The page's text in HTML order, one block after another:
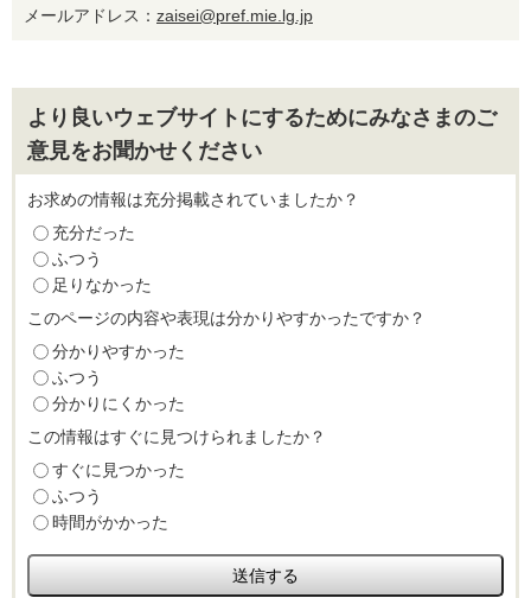
メールアドレス： zaisei@pref.mie.lg.jp
より良いウェブサイトにするためにみなさまのご
意見をお聞かせください
お求めの情報は充分掲載されていましたか？
充分だった
ふつう
足りなかった
このページの内容や表現は分かりやすかったですか？
分かりやすかった
ふつう
分かりにくかった
この情報はすぐに見つけられましたか？
すぐに見つかった
ふつう
時間がかかった